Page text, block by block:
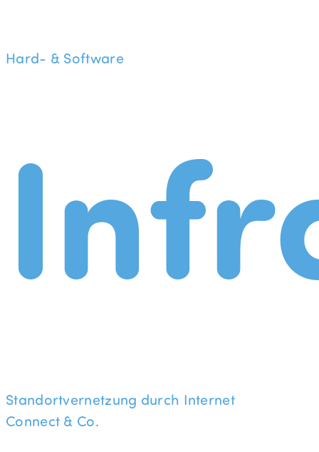
Hard- & Software
Standortvernetzung durch Internet
Connect & Co.